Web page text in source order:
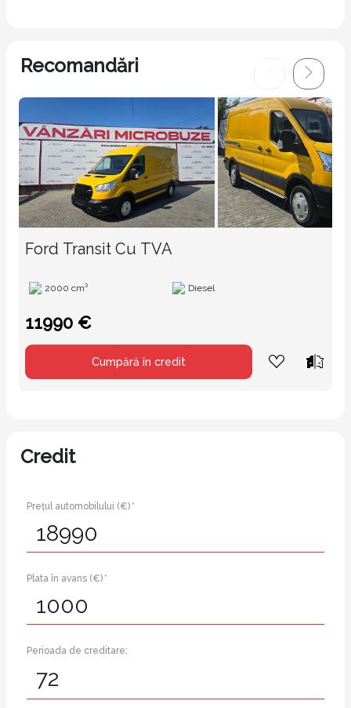
Recomandări
Ford Transit Cu TVA
2000 cm³ Diesel
11990 €
Cumpără în credit
Credit
Prețul automobilului (€) *
Plata în avans (€) *
Perioada de creditare: